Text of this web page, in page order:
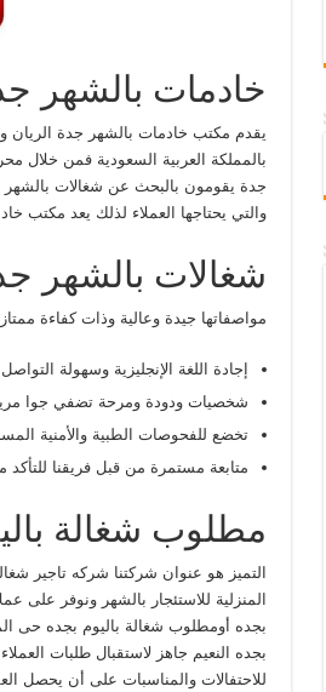
خادمات بالشهر
يقدم مكتب خادمات بالشهر جدة الريان
بالمملكة العربية السعودية فمن
جدة يقومون بالبحث عن شغالات بالشهر
والتي يحتاجها العملاء لذلك يعد مكتب
شغالات بالشهر
مواصفاتها جيدة وعالية وذات كفاءة
إجادة اللغة الإنجليزية وسهولة
شخصيات ودودة ومرحة تضفي جوا
تخضع للفحوصات الطبية والأمنية
متابعة مستمرة من قبل فريقنا
مطلوب شغالة
التميز هو عنوان شركتنا شركه تاجير
المنزلية للاستئجار بالشهر ونوفر على
بجده أومطلوب شغالة باليوم بجده حى
بجده النعيم جاهز لاستقبال طلبات
للاحتفالات والمناسبات على أن يحصل